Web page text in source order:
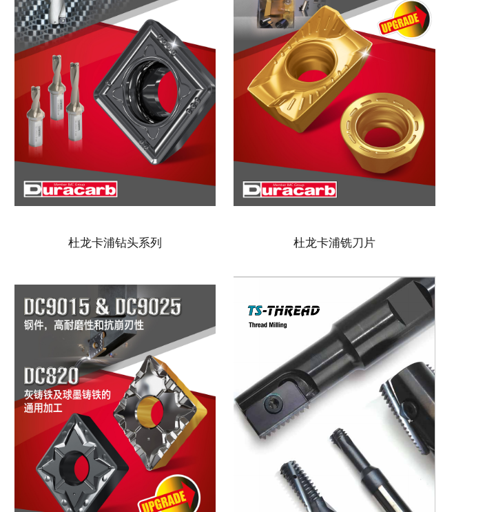
杜龙卡浦钻头系列 杜龙卡浦铣刀片